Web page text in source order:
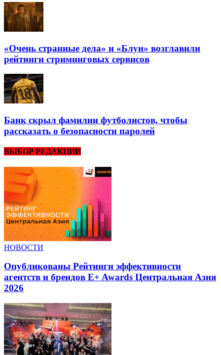
«Очень странные дела» и «Блуи» возглавили
рейтинги стриминговых сервисов
Банк скрыл фамилии футболистов, чтобы
рассказать о безопасности паролей
ВЫБОР РЕДАКЦИИ
НОВОСТИ
Опубликованы Рейтинги эффективности
агентств и брендов E+ Awards Центральная Азия
2026